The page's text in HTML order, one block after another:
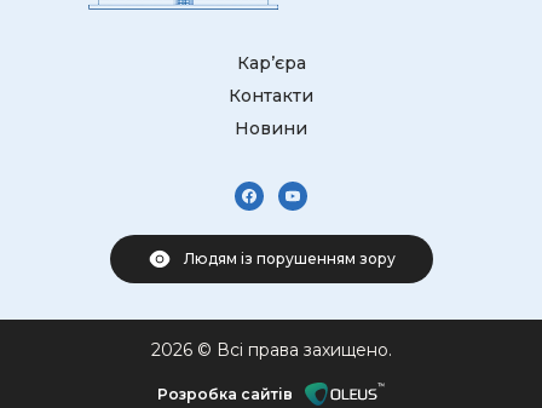
Кар’єра
Контакти
Новини
Людям із порушенням зору
2026 © Всі права захищено.
Розробка сайтів